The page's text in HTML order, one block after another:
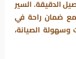
الدقيقة. السير
ضمان راحة في
وسهولة الصيانة،